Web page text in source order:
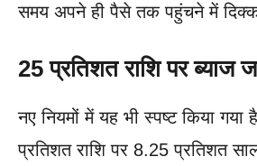
समय अपने ही पैसे तक पहुंचने में
25 प्रतिशत राशि पर ब्याज
नए नियमों में यह भी स्पष्ट किया
प्रतिशत राशि पर 8.25 प्रतिशत